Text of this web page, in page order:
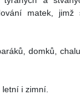
matek, jimž
domků,
letní i zimní.